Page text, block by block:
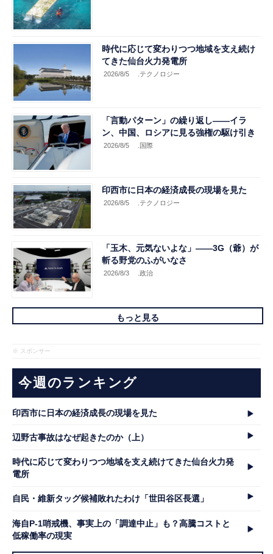
時代に応じて変わりつつ地域を支え続け
てきた仙台火力発電所
2026/8/5 .テクノロジー
「言動パターン」の繰り返し――イラ
ン、中国、ロシアに見る強権の駆け引き
2026/8/5 .国際
印西市に日本の経済成長の現場を見た
2026/8/5 .テクノロジー
「玉木、元気ないよな」――3G（爺）が
斬る野党のふがいなさ
2026/8/3 .政治
もっと見る
※ スポンサー
今週のランキング
印西市に日本の経済成長の現場を見た
辺野古事故はなぜ起きたのか（上）
時代に応じて変わりつつ地域を支え続けてきた仙台火力発
電所
自民・維新タッグ候補敗れたわけ「世田谷区長選」
海自P-1哨戒機、事実上の「調達中止」も？高騰コストと
低稼働率の現実